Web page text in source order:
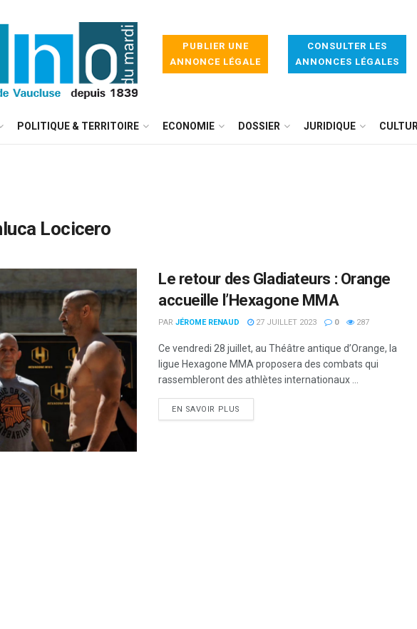
PUBLIER UNE
ANNONCE LÉGALE
CONSULTER LES
ANNONCES LÉGALES
POLITIQUE & TERRITOIRE ECONOMIE DOSSIER JURIDIQUE
Locicero
Le retour des Gladiateurs : Orange
accueille l’Hexagone MMA
PAR JÉROME RENAUD 27 JUILLET 2023 0 287
Ce vendredi 28 juillet, au Théâtre antique d’Orange, la
ligue Hexagone MMA proposera des combats qui
rassembleront des athlètes internationaux ...
EN SAVOIR PLUS